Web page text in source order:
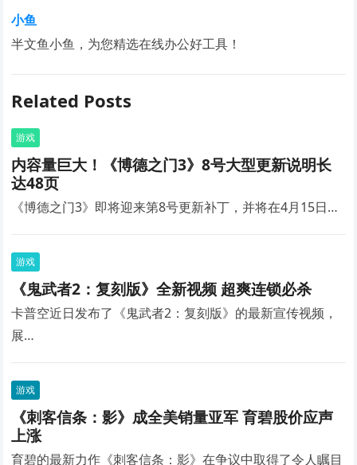
小鱼
半文鱼小鱼，为您精选在线办公好工具！
Related Posts
游戏
内容量巨大！《博德之门3》8号大型更新说明长
达48页
《博德之门3》即将迎来第8号更新补丁，并将在4月15日…
游戏
《鬼武者2：复刻版》全新视频 超爽连锁必杀
卡普空近日发布了《鬼武者2：复刻版》的最新宣传视频，
展…
游戏
《刺客信条：影》成全美销量亚军 育碧股价应声
上涨
育碧的最新力作《刺客信条：影》在争议中取得了令人瞩目